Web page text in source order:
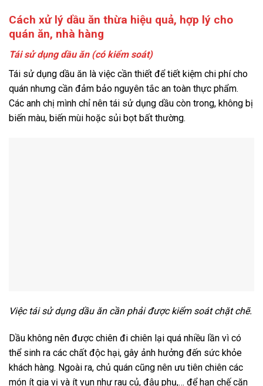
Cách xử lý dầu ăn thừa hiệu quả, hợp lý cho
quán ăn, nhà hàng
Tái sử dụng dầu ăn (có kiểm soát)
Tái sử dụng dầu ăn là việc cần thiết để tiết kiệm chi phí cho
quán nhưng cần đảm bảo nguyên tắc an toàn thực phẩm.
Các anh chị mình chỉ nên tái sử dụng dầu còn trong, không bị
biến màu, biến mùi hoặc sủi bọt bất thường.
Việc tái sử dụng dầu ăn cần phải được kiểm soát chặt chẽ.
Dầu không nên được chiên đi chiên lại quá nhiều lần vì có
thể sinh ra các chất độc hại, gây ảnh hưởng đến sức khỏe
khách hàng. Ngoài ra, chủ quán cũng nên ưu tiên chiên các
món ít gia vị và ít vụn như rau củ, đậu phụ,… để hạn chế cặn